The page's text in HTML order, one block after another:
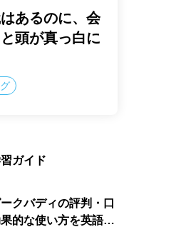
あるのに、会
頭が真っ白に
ガイド
クバディの評判・口
的な使い方を英語の